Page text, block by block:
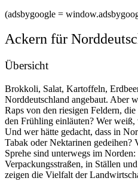
(adsbygoogle =
Ackern für
Übersicht
Brokkoli, Salat, Kartoffeln,
Norddeutschland angebaut. Aber
Raps von den riesigen Feldern,
den Frühling einläuten? Wer
Und wer hätte gedacht, dass in
Tabak oder Nektarinen gedeihen?
Sprehe sind unterwegs im
Verpackungsstraßen, in Ställen
zeigen die Vielfalt der